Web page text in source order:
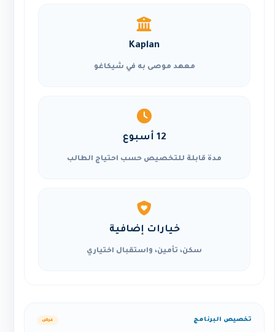
Kaplan
معهد موصى به في شيكاغو
12 أسبوع
مدة قابلة للتخصيص حسب احتياج الطالب
خيارات إضافية
سكن، تأمين، واستقبال اختياري
تخصيص البرنامج عرض